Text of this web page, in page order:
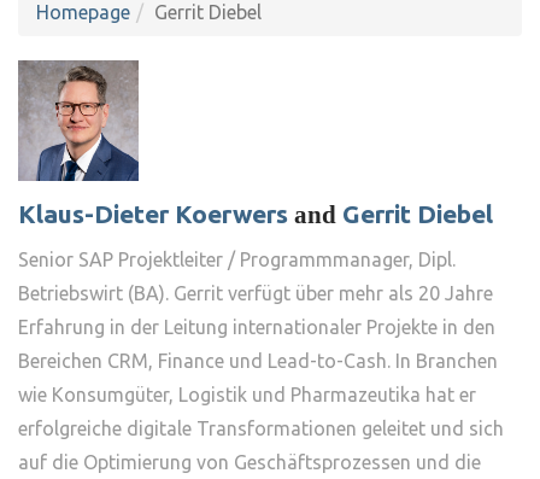
Homepage Gerrit Diebel
Klaus-Dieter Koerwers and Gerrit Diebel
Senior SAP Projektleiter / Programmmanager, Dipl.
Betriebswirt (BA). Gerrit verfügt über mehr als 20 Jahre
Erfahrung in der Leitung internationaler Projekte in den
Bereichen CRM, Finance und Lead-to-Cash. In Branchen
wie Konsumgüter, Logistik und Pharmazeutika hat er
erfolgreiche digitale Transformationen geleitet und sich
auf die Optimierung von Geschäftsprozessen und die